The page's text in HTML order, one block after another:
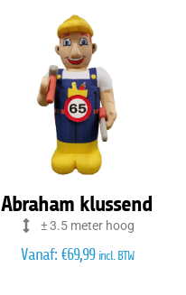
Abraham klussend
± 3.5 meter hoog
Vanaf: €69,99 incl. BTW